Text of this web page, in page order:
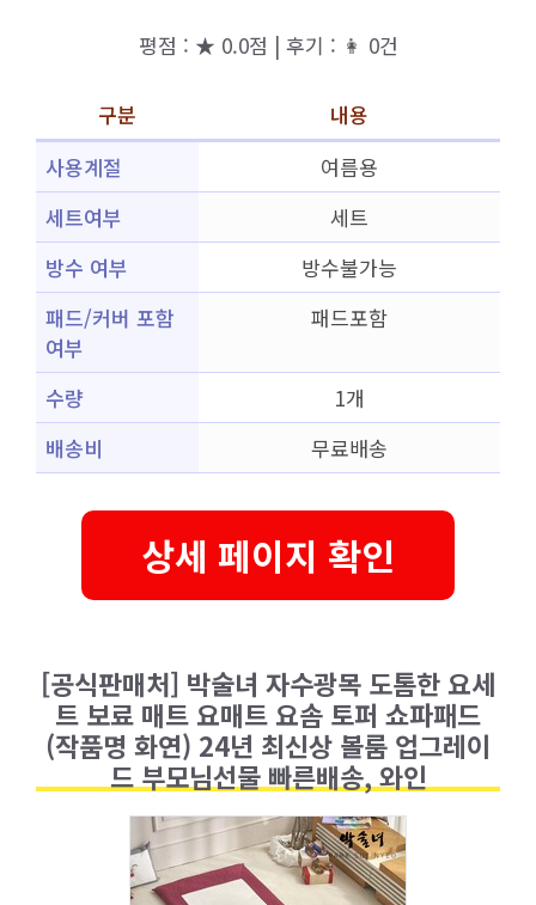
평점 : ★ 0.0점 | 후기 : 👩 0건
구분
내용
사용계절
여름용
세트여부
세트
방수 여부
방수불가능
패드/커버 포함
여부
패드포함
수량
1개
배송비
무료배송
상세 페이지 확인
[공식판매처] 박술녀 자수광목 도톰한 요세
트 보료 매트 요매트 요솜 토퍼 쇼파패드
(작품명 화연) 24년 최신상 볼룸 업그레이
드 부모님선물 빠른배송, 와인